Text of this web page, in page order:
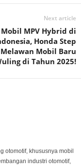
Next article
MPV Hybrid di
Honda Step
Melawan Mobil Baru
di Tahun 2025!
otomotif, khususnya mobil
industri otomotif,